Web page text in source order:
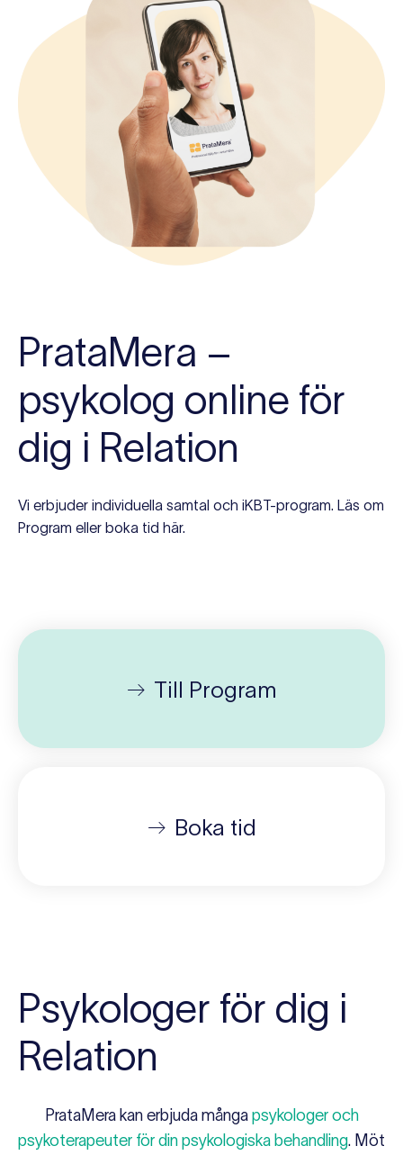
PrataMera –
psykolog online för
dig i Relation
Vi erbjuder individuella samtal och iKBT-program. Läs om
Program eller boka tid här.
Till Program
Boka tid
Psykologer för dig i
Relation
PrataMera kan erbjuda många psykologer och
psykoterapeuter för din psykologiska behandling. Möt